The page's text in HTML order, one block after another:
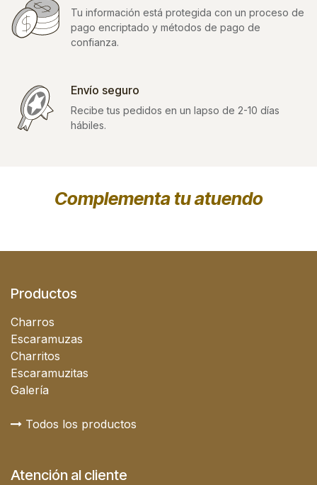
Tu información está protegida con un proceso de
pago encriptado y métodos de pago de
confianza.
Envío seguro
Recibe tus pedidos en un lapso de 2-10 días
hábiles.
Complementa tu atuendo
Productos
Charros
Escaramuzas
Charritos
Escaramuzitas
Galería
Todos los productos
Atención al cliente